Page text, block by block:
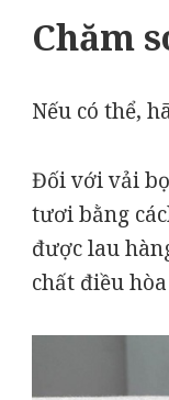
Chăm
Nếu có thể,
Đối với vải
tươi bằng
được lau
chất điều